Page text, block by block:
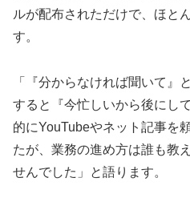
ルが配布されただけで、ほと
す。
「『分からなければ聞いて』
すると『今忙しいから後にし
的にYouTubeやネット記事を
たが、業務の進め方は誰も教
せんでした」と語ります。